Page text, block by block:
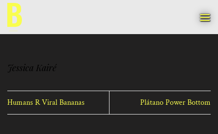
Saltar
contenido
Jessica Kairé
Humans R Viral Bananas Plátano Power Bottom